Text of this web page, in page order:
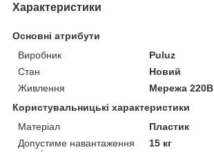
Характеристики
Основні атрибути
Виробник
Puluz
Стан
Новий
Живлення
Мережа 220В
Користувальницькі характеристики
Матеріал
Пластик
Допустиме навантаження
15 кг